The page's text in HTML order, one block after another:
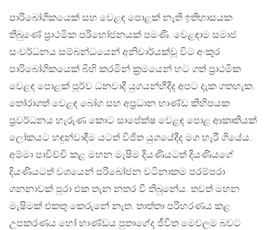
පාරිබෝගිකයෙක් සහ වෙළඳ පොළක් නැති ඉතිහාසයක
තිබුණේ ප්‍රාථමික පරිභෝජනයක් පමණි. වෙළඳාම සමාජ
සංවර්ධනය සම්බන්ධයෙන් අනිවාර්යක්වූ විට අංකුර
පාරිබෝගිකයෙක් බිහි කරමින් ක්‍රමයෙන් හට ගත් ප්‍රාථමික
වෙළඳ පොළක් පූර්ව ධනවාදී යුගයන්හීදීද අපට දැක ගතහැක.
‍තෝරාගත් වෙළඳ බෝග සහ අප්‍රධාන භාණ්ඩ කිහිපයක
ප්‍රවර්ධනය හැරුණ කොට සාපේක්ෂ වෙළඳ පොළ ආකෘතියක්
ලෝකයට හඳුන්වාදීම යටත් විජිත යුගයේදීද මග හැරී ගියේය.
අම්මා පාවිච්චි කළ මහන මැෂිම දියණියටත් දියණියගේ
දියණියටත් වශයෙන් පරිබෝජන වටිනාකම පරම්පරා
ගනනාවක් පුරා එක තැන නතර වී තිබුනේය. තවත් මහන
මැෂිමක් එකතු කෙරුනේ නැත. තාත්තා පරිහරණය කළ
උපකරණය හෝ භාණ්ඩය පුතාගේද ජීවිත මෙවලම බවට